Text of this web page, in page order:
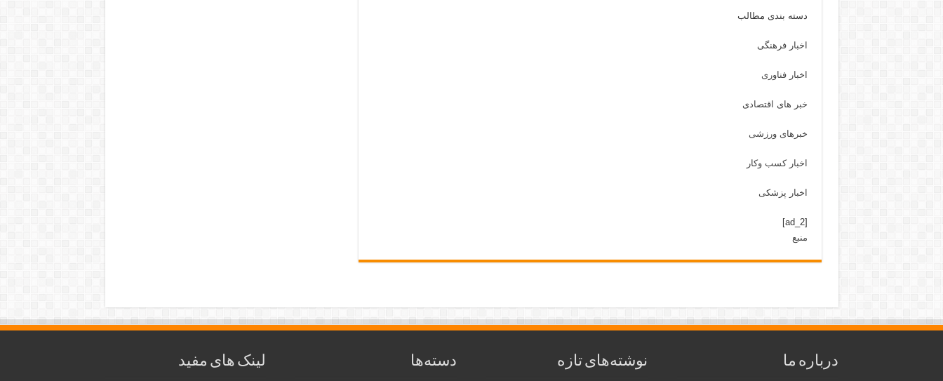
دسته بندی مطالب
اخبار فرهنگی
اخبار فناوری
خبر های اقتصادی
خبرهای ورزشی
اخبار کسب وکار
اخبار پزشکی
[ad_2]
منبع
درباره ما نوشته‌های تازه دسته‌ها لینک های مفید